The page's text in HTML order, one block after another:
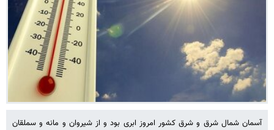
آسمان شمال شرق و شرق کشور امروز ابری بود و از شیروان و مانه و سملقان